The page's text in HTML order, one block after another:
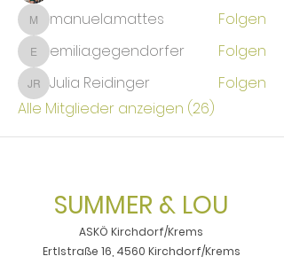
manuela.mattes
manuela.mattes Folgen
emilia.gegendorfer
emilia.gegendorfer Folgen
Julia Reidinger
Julia Reidinger
Folgen
Alle Mitglieder anzeigen (26)
SUMMER & LOU
ASKÖ Kirchdorf/Krems
Ertlstraße 16, 4560 Kirchdorf/Krems